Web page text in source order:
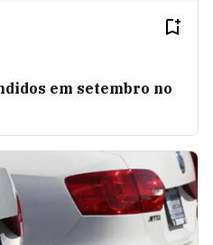
em setembro no